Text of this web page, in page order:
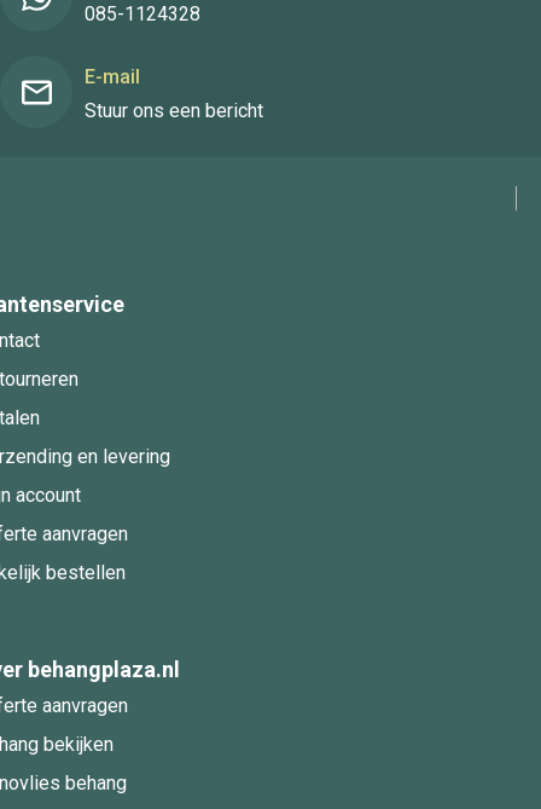
085-1124328
E-mail
Stuur ons een bericht
en levering
account
aanvragen
bestellen
behangplaza.nl
aanvragen
bekijken
behang